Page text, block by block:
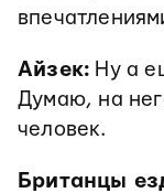
Айзек: Ну а
Думаю, на
человек.
Британцы